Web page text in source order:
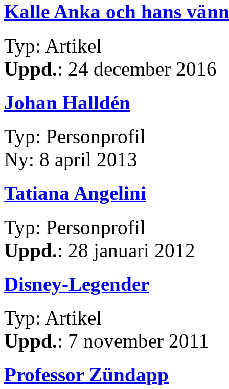
Kalle Anka och hans
Typ: Artikel
Uppd.: 24 december 2016
Johan Halldén
Typ: Personprofil
Ny: 8 april 2013
Tatiana Angelini
Typ: Personprofil
Uppd.: 28 januari 2012
Disney-Legender
Typ: Artikel
Uppd.: 7 november 2011
Professor Zündapp